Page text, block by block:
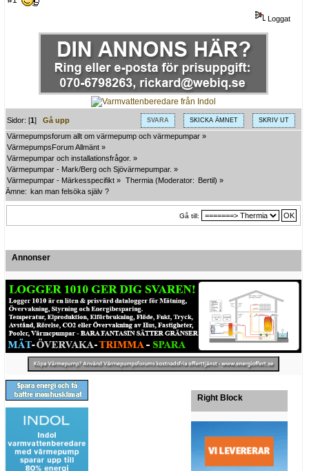
Loggat
SVARA SKICKA ÄMNET SKRIV UT
Sidor: [1]Gå upp
Värmepumpsforum allt om värmepump och värmepumpar »
VärmepumpsForum Allmänt »
Värmepumpar och installationsfrågor. »
Värmepumpar - Mark/Berg och Sjövärmepumpar. »
Värmepumpar - Märkesspecifikt » Thermia (Moderator: Bertil) »
Ämne: kan man felsöka själv ?
Gå till:
Annonser
Right Block